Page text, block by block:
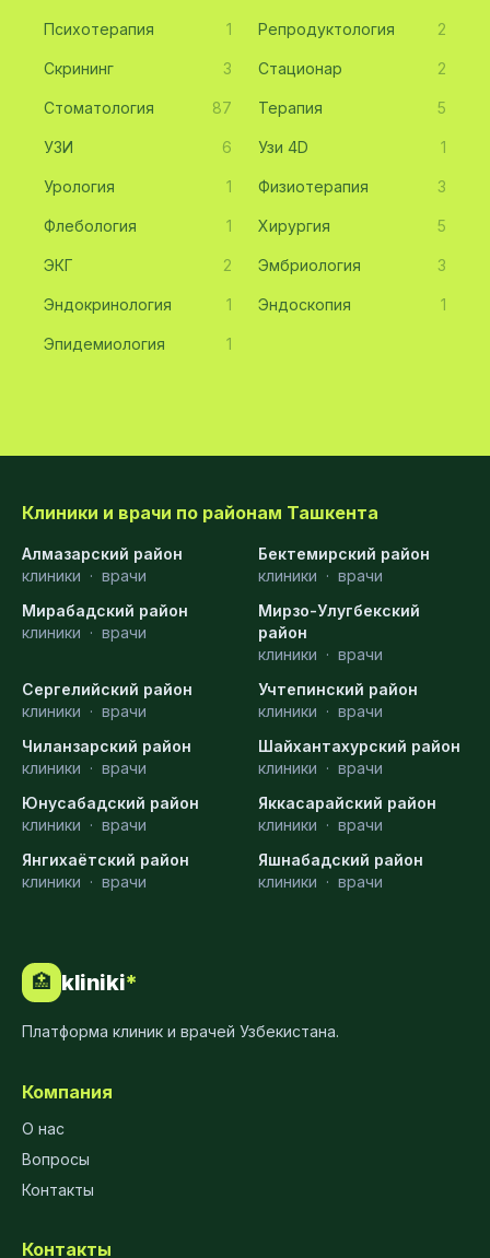
Психотерапия 1 Репродуктология 2
Скрининг 3 Стационар 2
Стоматология 87 Терапия 5
УЗИ 6 Узи 4D 1
Урология 1 Физиотерапия 3
Флебология 1 Хирургия 5
ЭКГ 2 Эмбриология 3
Эндокринология 1 Эндоскопия 1
Эпидемиология 1
Клиники и врачи по районам Ташкента
Алмазарский район
клиники · врачи
Бектемирский район
клиники · врачи
Мирабадский район
клиники · врачи
Мирзо-Улугбекский
район
клиники · врачи
Сергелийский район
клиники · врачи
Учтепинский район
клиники · врачи
Чиланзарский район
клиники · врачи
Шайхантахурский район
клиники · врачи
Юнусабадский район
клиники · врачи
Яккасарайский район
клиники · врачи
Янгихаётский район
клиники · врачи
Яшнабадский район
клиники · врачи
🏥 kliniki*
Платформа клиник и врачей Узбекистана.
Компания
О нас
Вопросы
Контакты
Контакты